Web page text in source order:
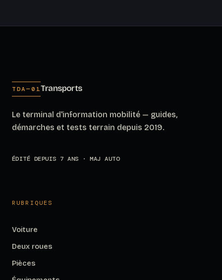
TDA—01Transports
Le terminal d'information mobilité — guides,
démarches et tests terrain depuis 2019.
ÉDITÉ DEPUIS 7 ANS · MAJ AUTO
RUBRIQUES
Voiture
Deux roues
Pièces